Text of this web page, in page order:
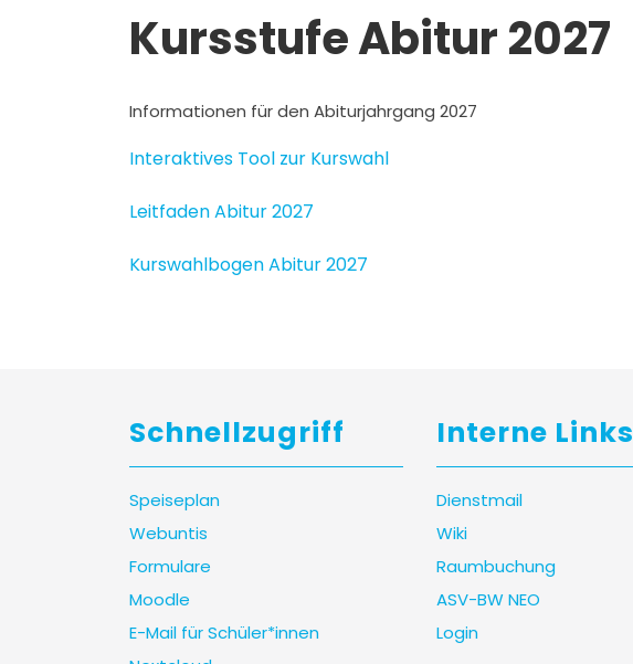
Kursstufe Abitur 2027
Informationen für den Abiturjahrgang 2027
Interaktives Tool zur Kurswahl
Leitfaden Abitur 2027
Kurswahlbogen Abitur 2027
Schnellzugriff
Speiseplan
Webuntis
Formulare
Moodle
E-Mail für Schüler*innen
Interne Links
Dienstmail
Wiki
Raumbuchung
ASV-BW NEO
Login